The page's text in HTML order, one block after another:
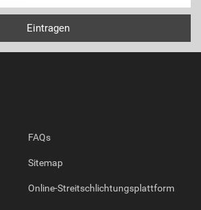
FAQs
Sitemap
Online-Streitschlichtungsplattform